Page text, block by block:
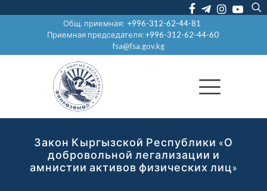
Общ. приемная:+996-312-62-44-81
Приемная председателя:+996-312-62-44-60
fsa@fsa.gov.kg
Закон Кыргызской Республики «О
добровольной легализации и
амнистии активов физических лиц»